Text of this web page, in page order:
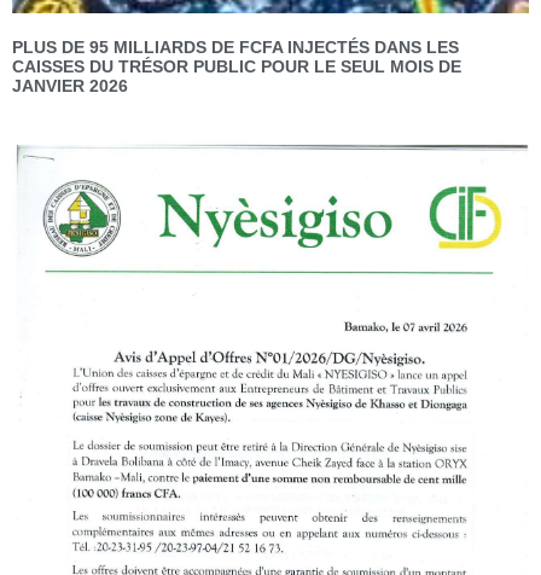
PLUS DE 95 MILLIARDS DE FCFA INJECTÉS DANS LES
CAISSES DU TRÉSOR PUBLIC POUR LE SEUL MOIS DE
JANVIER 2026